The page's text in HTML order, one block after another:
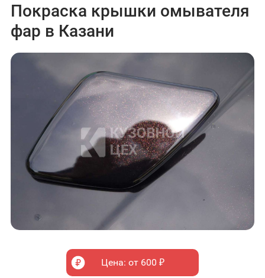
Покраска крышки омывателя
фар в Казани
Цена: от 600 ₽